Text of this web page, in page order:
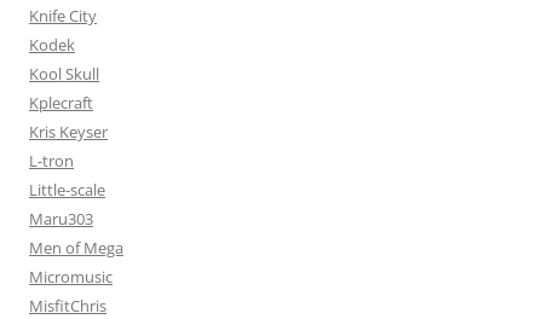
Knife City
Kodek
Kool Skull
Kplecraft
Kris Keyser
L-tron
Little-scale
Maru303
Men of Mega
Micromusic
MisfitChris